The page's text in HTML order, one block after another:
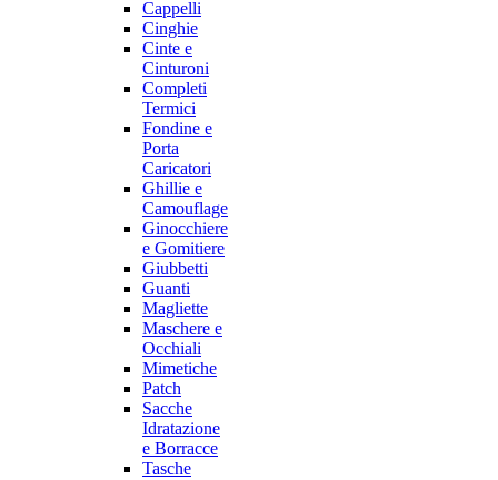
Cappelli
Cinghie
Cinte e
Cinturoni
Completi
Termici
Fondine e
Porta
Caricatori
Ghillie e
Camouflage
Ginocchiere
e Gomitiere
Giubbetti
Guanti
Magliette
Maschere e
Occhiali
Mimetiche
Patch
Sacche
Idratazione
e Borracce
Tasche